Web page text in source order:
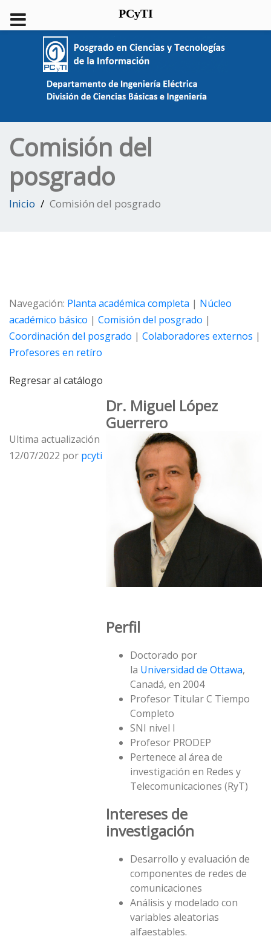
Comisión del
posgrado
Inicio Comisión del posgrado
Navegación: Planta académica completa | Núcleo
académico básico | Comisión del posgrado |
Coordinación del posgrado | Colaboradores externos |
Profesores en retíro
Regresar al catálogo
Dr. Miguel López
Guerrero
Perfil
Doctorado por
la Universidad de Ottawa,
Canadá, en 2004
Profesor Titular C Tiempo
Completo
SNI nivel I
Profesor PRODEP
Pertenece al área de
investigación en Redes y
Telecomunicaciones (RyT)
Intereses de
investigación
Desarrollo y evaluación de
componentes de redes de
comunicaciones
Análisis y modelado con
variables aleatorias
alfaestables.
Ultima actualización
12/07/2022 por pcyti
PCyTI